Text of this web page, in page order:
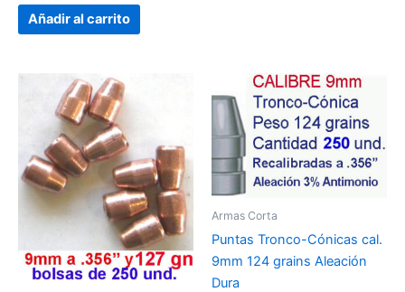
Añadir al carrito
Armas Corta
Puntas Tronco-Cónicas cal.
9mm 124 grains Aleación
Dura